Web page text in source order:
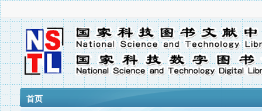
首页